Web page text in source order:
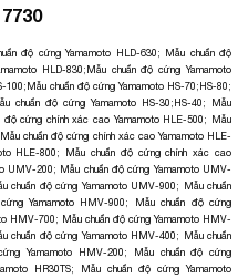
độ cứng Yamamoto HLD-630; Mẫu chuẩn độ
HLD-830;Mẫu chuẩn độ cứng Yamamoto
100;Mẫu chuẩn độ cứng Yamamoto HS-70;HS-80;
chuẩn độ cứng Yamamoto HS-30;HS-40; Mẫu
độ cứng chính xác cao Yamamoto HLE-500; Mẫu
Mẫu chuẩn độ cứng chính xác cao Yamamoto HLE-
HLE-800; Mẫu chuẩn độ cứng chính xác cao
UMV-200; Mẫu chuẩn độ cứng Yamamoto UMV-
chuẩn độ cứng Yamamoto UMV-900; Mẫu chuẩn
Yamamoto HMV-900;
Mẫu chuẩn độ cứng
HMV-700; Mẫu chuẩn độ cứng Yamamoto HMV-
chuẩn độ cứng Yamamoto HMV-400; Mẫu chuẩn
Yamamoto HMV-200;
Mẫu chuẩn độ cứng
HR30TS;
Mẫu chuẩn độ cứng Yamamoto